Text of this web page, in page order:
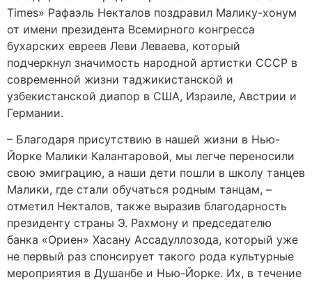
Times» Рафаэль Некталов поздравил Малику-хонум
от имени президента Всемирного конгресса
бухарских евреев Леви Леваева, который
подчеркнул значимость народной артистки СССР в
современной жизни таджикистанской и
узбекистанской диапор в США, Израиле, Австрии и
Германии.
– Благодаря присутствию в нашей жизни в Нью-
Йорке Малики Калантаровой, мы легче переносили
свою эмиграцию, а наши дети пошли в школу танцев
Малики, где стали обучаться родным танцам, –
отметил Некталов, также выразив благодарность
президенту страны Э. Рахмону и председателю
банка «Ориен» Хасану Ассадуллозода, который уже
не первый раз спонсирует такого рода культурные
мероприятия в Душанбе и Нью-Йорке. Их, в течение